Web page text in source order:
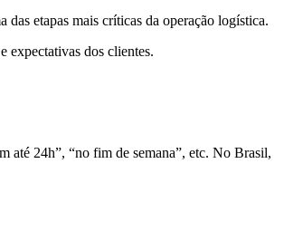
etapas mais críticas da operação logística.
expectativas dos clientes.
até 24h”, “no fim de semana”, etc. No Brasil,